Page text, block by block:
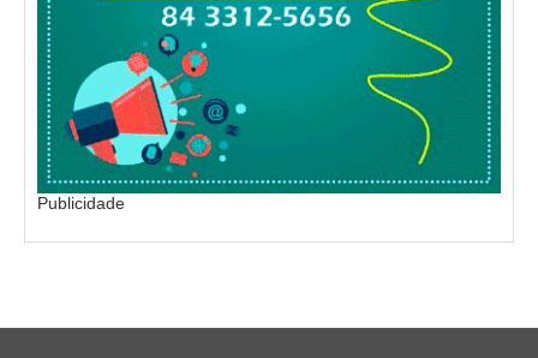
Publicidade